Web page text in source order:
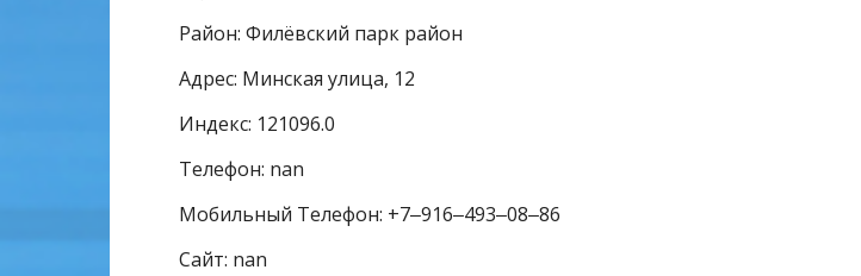
Район: Филёвский парк район
Адрес: Минская улица, 12
Индекс: 121096.0
Телефон: nan
Мобильный Телефон: +7‒916‒493‒08‒86
Сайт: nan